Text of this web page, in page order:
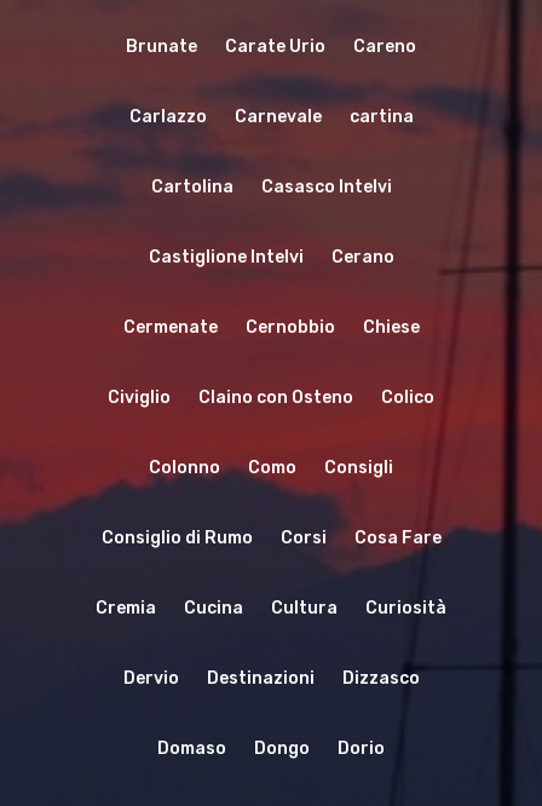
Brunate Carate Urio Careno
Carlazzo Carnevale cartina
Cartolina Casasco Intelvi
Castiglione Intelvi Cerano
Cermenate Cernobbio Chiese
Civiglio Claino con Osteno Colico
Colonno Como Consigli
Consiglio di Rumo Corsi Cosa Fare
Cremia Cucina Cultura Curiosità
Dervio Destinazioni Dizzasco
Domaso Dongo Dorio